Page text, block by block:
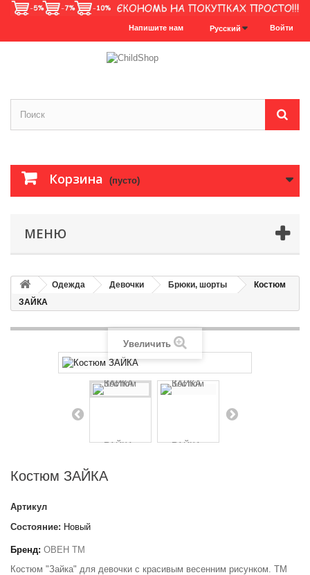
Войти
Русский
Напишите нам
Корзина (пусто)
МЕНЮ
Одежда Девочки Брюки, шорты
Костюм
ЗАЙКА
Увеличить
Костюм ЗАЙКА
Артикул
Состояние: Новый
Бренд: ОВЕН ТМ
Костюм "Зайка" для девочки с красивым весенним рисунком. ТМ